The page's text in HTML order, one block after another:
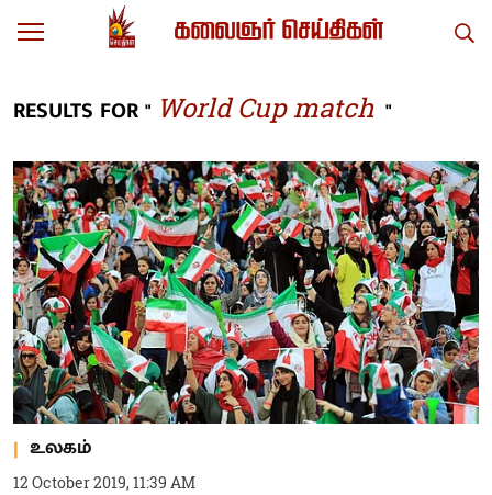
RESULTS FOR " World Cup match "
உலகம்
12 October 2019, 11:39 AM